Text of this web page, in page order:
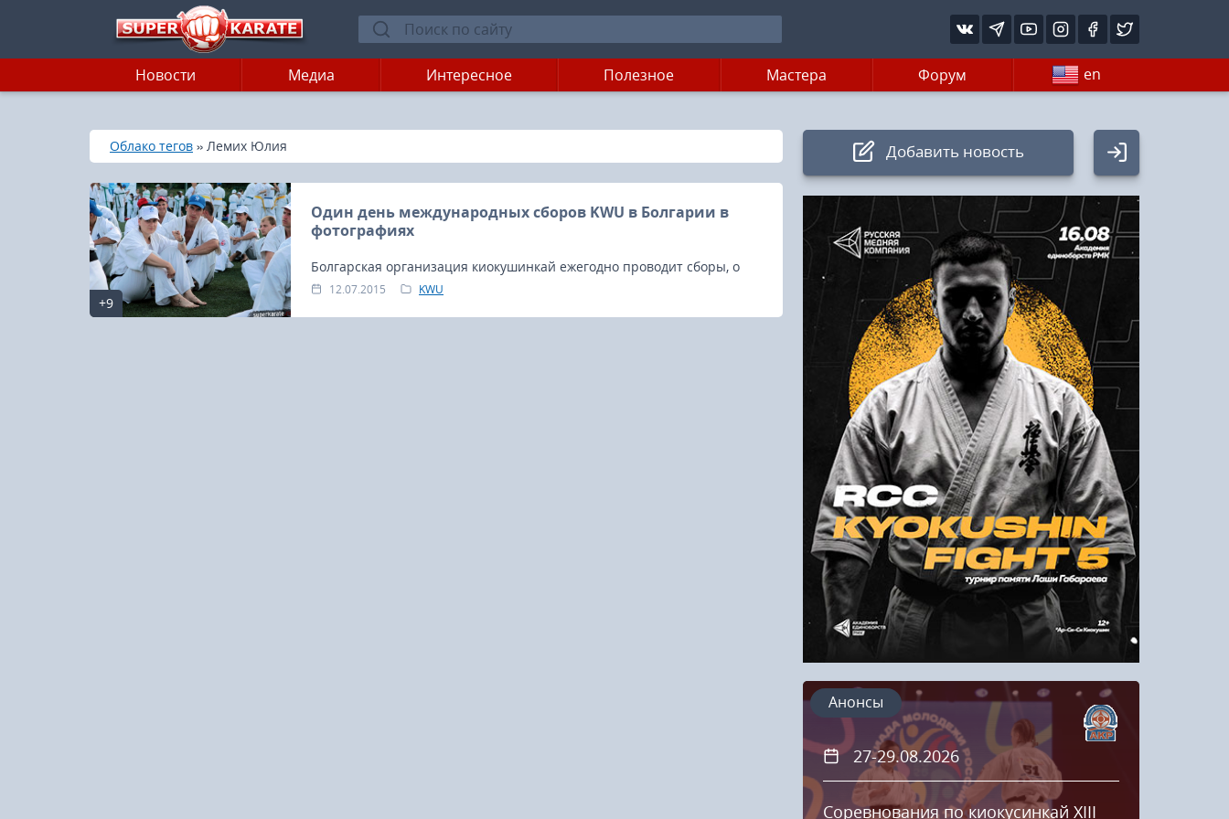
Новости Медиа Интересное Полезное Мастера Форум en
Главная
»
Облако тегов » Лемих Юлия
+9
Один день международных сборов KWU в Болгарии в
фотографиях
Болгарская организация киокушинкай ежегодно проводит сборы, о
которых можно только мечтать.
12.07.2015 KWU
Добавить новость
Авторизация
Логин:
Пароль
Войти
Напомнить пароль
Регистрация
27-29.08.2026
Соревнования по киокусинкай XIII
Анонсы